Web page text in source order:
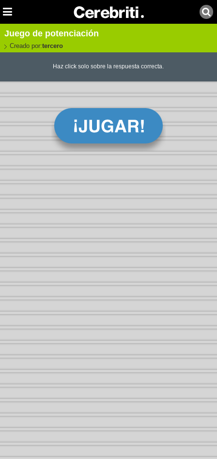
Juego de potenciación
Creado por:tercero
Haz click solo sobre la respuesta correcta.